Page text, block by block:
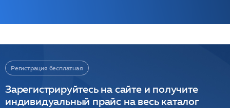
Регистрация бесплатная
Зарегистрируйтесь на сайте и получите
индивидуальный прайс на весь каталог